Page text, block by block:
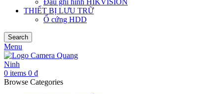
Đầu ghi hình HIKVISION
THIẾT BỊ LƯU TRỮ
Ổ cứng HDD
Search
Menu
0 items 0 ₫
Browse Categories